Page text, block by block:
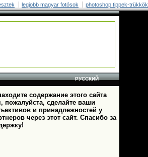
legjobb magyar fotósok photoshop tippek-trükkök
РУССКИЙ
содержание этого сайта
пожалуйста, сделайте ваши
и принадлежностей у
через этот сайт. Спасибо за